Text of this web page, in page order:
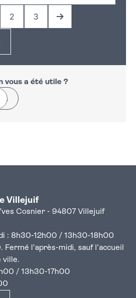
Page
2
Page
3
Page suivante
a été utile ?
Whatsapp
par courriel
Villejuif
Cosnier - 94807 Villejuif
: 8h30-12h00 / 13h30-18h00
Fermé l'après-midi, sauf l'accueil
ville.
/ 13h30-17h00